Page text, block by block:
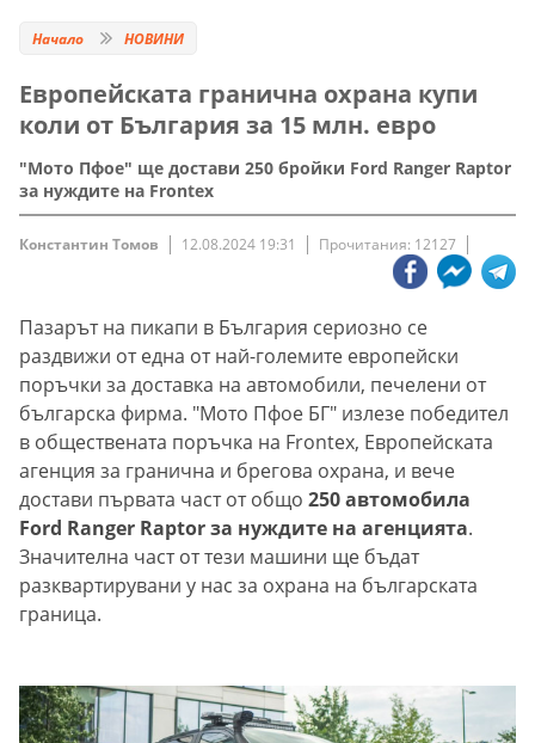
Начало НОВИНИ
Eвропейската гранична охрана купи
коли от България за 15 млн. евро
"Мото Пфое" ще достави 250 бройки Ford Ranger Raptor
за нуждите на Frontex
Константин Томов 12.08.2024 19:31 Прочитания: 12127
Пазарът на пикапи в България сериозно се
раздвижи от една от най-големите европейски
поръчки за доставка на автомобили, печелени от
българска фирма. "Мото Пфое БГ" излезе победител
в обществената поръчка на Frontex, Европейската
агенция за гранична и брегова охрана, и вече
достави първата част от общо 250 автомобила
Ford Ranger Raptor за нуждите на агенцията.
Значителна част от тези машини ще бъдат
разквартирувани у нас за охрана на българската
граница.